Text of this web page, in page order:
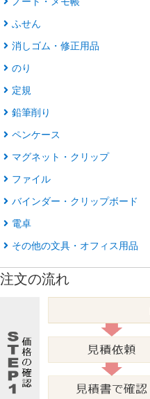
ふせん
消しゴム・修正用品
のり
定規
鉛筆削り
ペンケース
マグネット・クリップ
ファイル
バインダー・クリップボード
電卓
その他の文具・オフィス用品
注文の流れ